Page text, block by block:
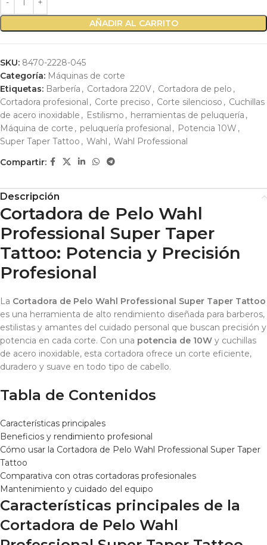
AÑADIR AL CARRITO
SKU: 8470-2228-045
Categoría: Máquinas de corte
Etiquetas: Barbería , Cortadora 220V, Cortadora de pelo ,
Cortadora profesional , Corte preciso , Corte silencioso , Cuchillas
de acero inoxidable , Estilismo , herramientas de peluquería ,
Máquina de corte , peluquería profesional , Potencia 10W ,
Super Taper Tattoo , Wahl , Wahl Professional
Compartir:
Descripción
Cortadora de Pelo Wahl
Professional Super Taper
Tattoo: Potencia y Precisión
Profesional
La Cortadora de Pelo Wahl Professional Super Taper Tattoo
es una herramienta de alto rendimiento diseñada para barberos,
estilistas y amantes del cuidado personal que buscan precisión y
potencia en cada corte. Con una potencia de 10W y cuchillas
de acero inoxidable, esta cortadora ofrece un corte eficiente,
duradero y suave en todo tipo de cabello.
Tabla de Contenidos
Características principales
Beneficios y rendimiento profesional
Cómo usar la Cortadora de Pelo Wahl Professional Super Taper
Tattoo
Comparativa con otras cortadoras profesionales
Mantenimiento y cuidado del equipo
Características principales de la
Cortadora de Pelo Wahl